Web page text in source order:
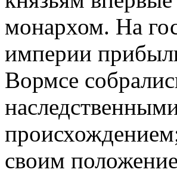
монархом. На
империи
Вормсе
своим